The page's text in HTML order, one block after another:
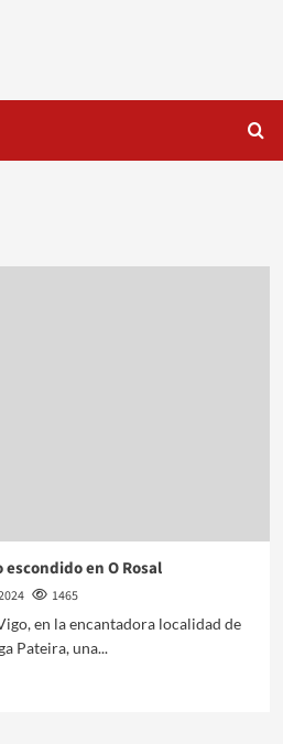
en O Rosal
1465
en la encantadora localidad de
Pateira, una...